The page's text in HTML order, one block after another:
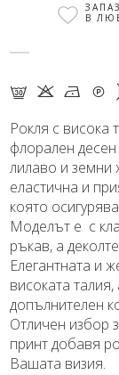
В
G K N Q
Рокля с висока
флорален десен
лилаво и земни
еластична и
която
Моделът е с
ръкав, а
Елегантната и
високата
допълнителен
Отличен избор
принт добавя
Вашата визия.